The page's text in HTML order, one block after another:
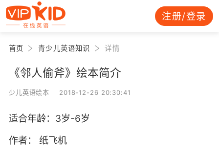
注册/登录
首页 青少儿英语知识 详情
《邻人偷斧》绘本简介
少儿英语绘本 2018-12-26 20:30:41
适合年龄：3岁-6岁
作者： 纸飞机